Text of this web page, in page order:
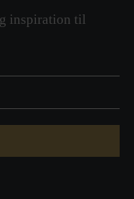
inspiration til